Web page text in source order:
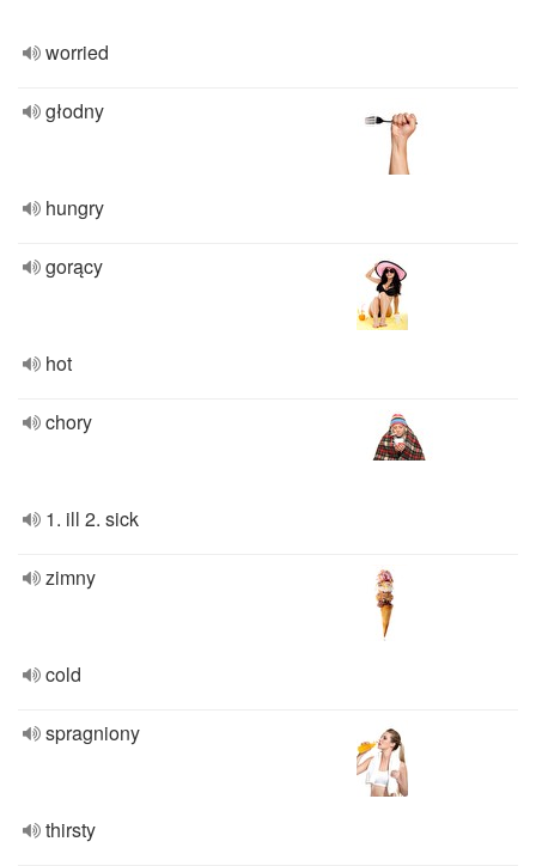
worried
głodny
hungry
gorący
hot
chory
1. ill 2. sick
zimny
cold
spragniony
thirsty